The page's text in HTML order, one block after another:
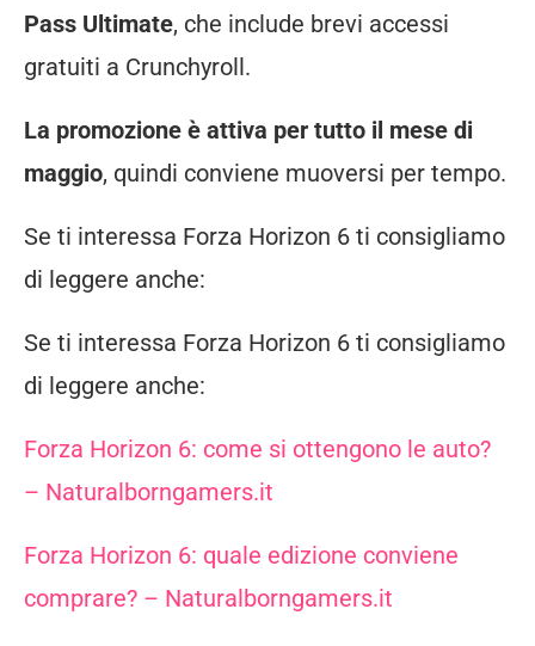
Pass Ultimate, che include brevi accessi
gratuiti a Crunchyroll.
La promozione è attiva per tutto il mese di
maggio, quindi conviene muoversi per tempo.
Se ti interessa Forza Horizon 6 ti consigliamo
di leggere anche:
Se ti interessa Forza Horizon 6 ti consigliamo
di leggere anche:
Forza Horizon 6: come si ottengono le auto?
– Naturalborngamers.it
Forza Horizon 6: quale edizione conviene
comprare? – Naturalborngamers.it